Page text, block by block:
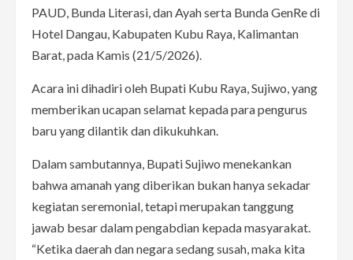
PAUD, Bunda Literasi, dan Ayah serta Bunda GenRe di
Hotel Dangau, Kabupaten Kubu Raya, Kalimantan
Barat, pada Kamis (21/5/2026).
Acara ini dihadiri oleh Bupati Kubu Raya, Sujiwo, yang
memberikan ucapan selamat kepada para pengurus
baru yang dilantik dan dikukuhkan.
Dalam sambutannya, Bupati Sujiwo menekankan
bahwa amanah yang diberikan bukan hanya sekadar
kegiatan seremonial, tetapi merupakan tanggung
jawab besar dalam pengabdian kepada masyarakat.
“Ketika daerah dan negara sedang susah, maka kita